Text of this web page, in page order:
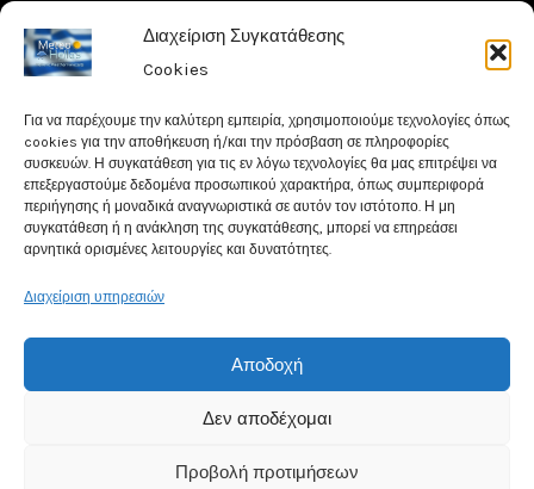
Διαχείριση Συγκατάθεσης
Cookies
Για να παρέχουμε την καλύτερη εμπειρία, χρησιμοποιούμε τεχνολογίες όπως
cookies για την αποθήκευση ή/και την πρόσβαση σε πληροφορίες
συσκευών. Η συγκατάθεση για τις εν λόγω τεχνολογίες θα μας επιτρέψει να
επεξεργαστούμε δεδομένα προσωπικού χαρακτήρα, όπως συμπεριφορά
περιήγησης ή μοναδικά αναγνωριστικά σε αυτόν τον ιστότοπο. Η μη
συγκατάθεση ή η ανάκληση της συγκατάθεσης, μπορεί να επηρεάσει
αρνητικά ορισμένες λειτουργίες και δυνατότητες.
Διαχείριση υπηρεσιών
Αποδοχή
Δεν αποδέχομαι
Προβολή προτιμήσεων
Copyright © 2026 Meteohellas - Weathercams.gr